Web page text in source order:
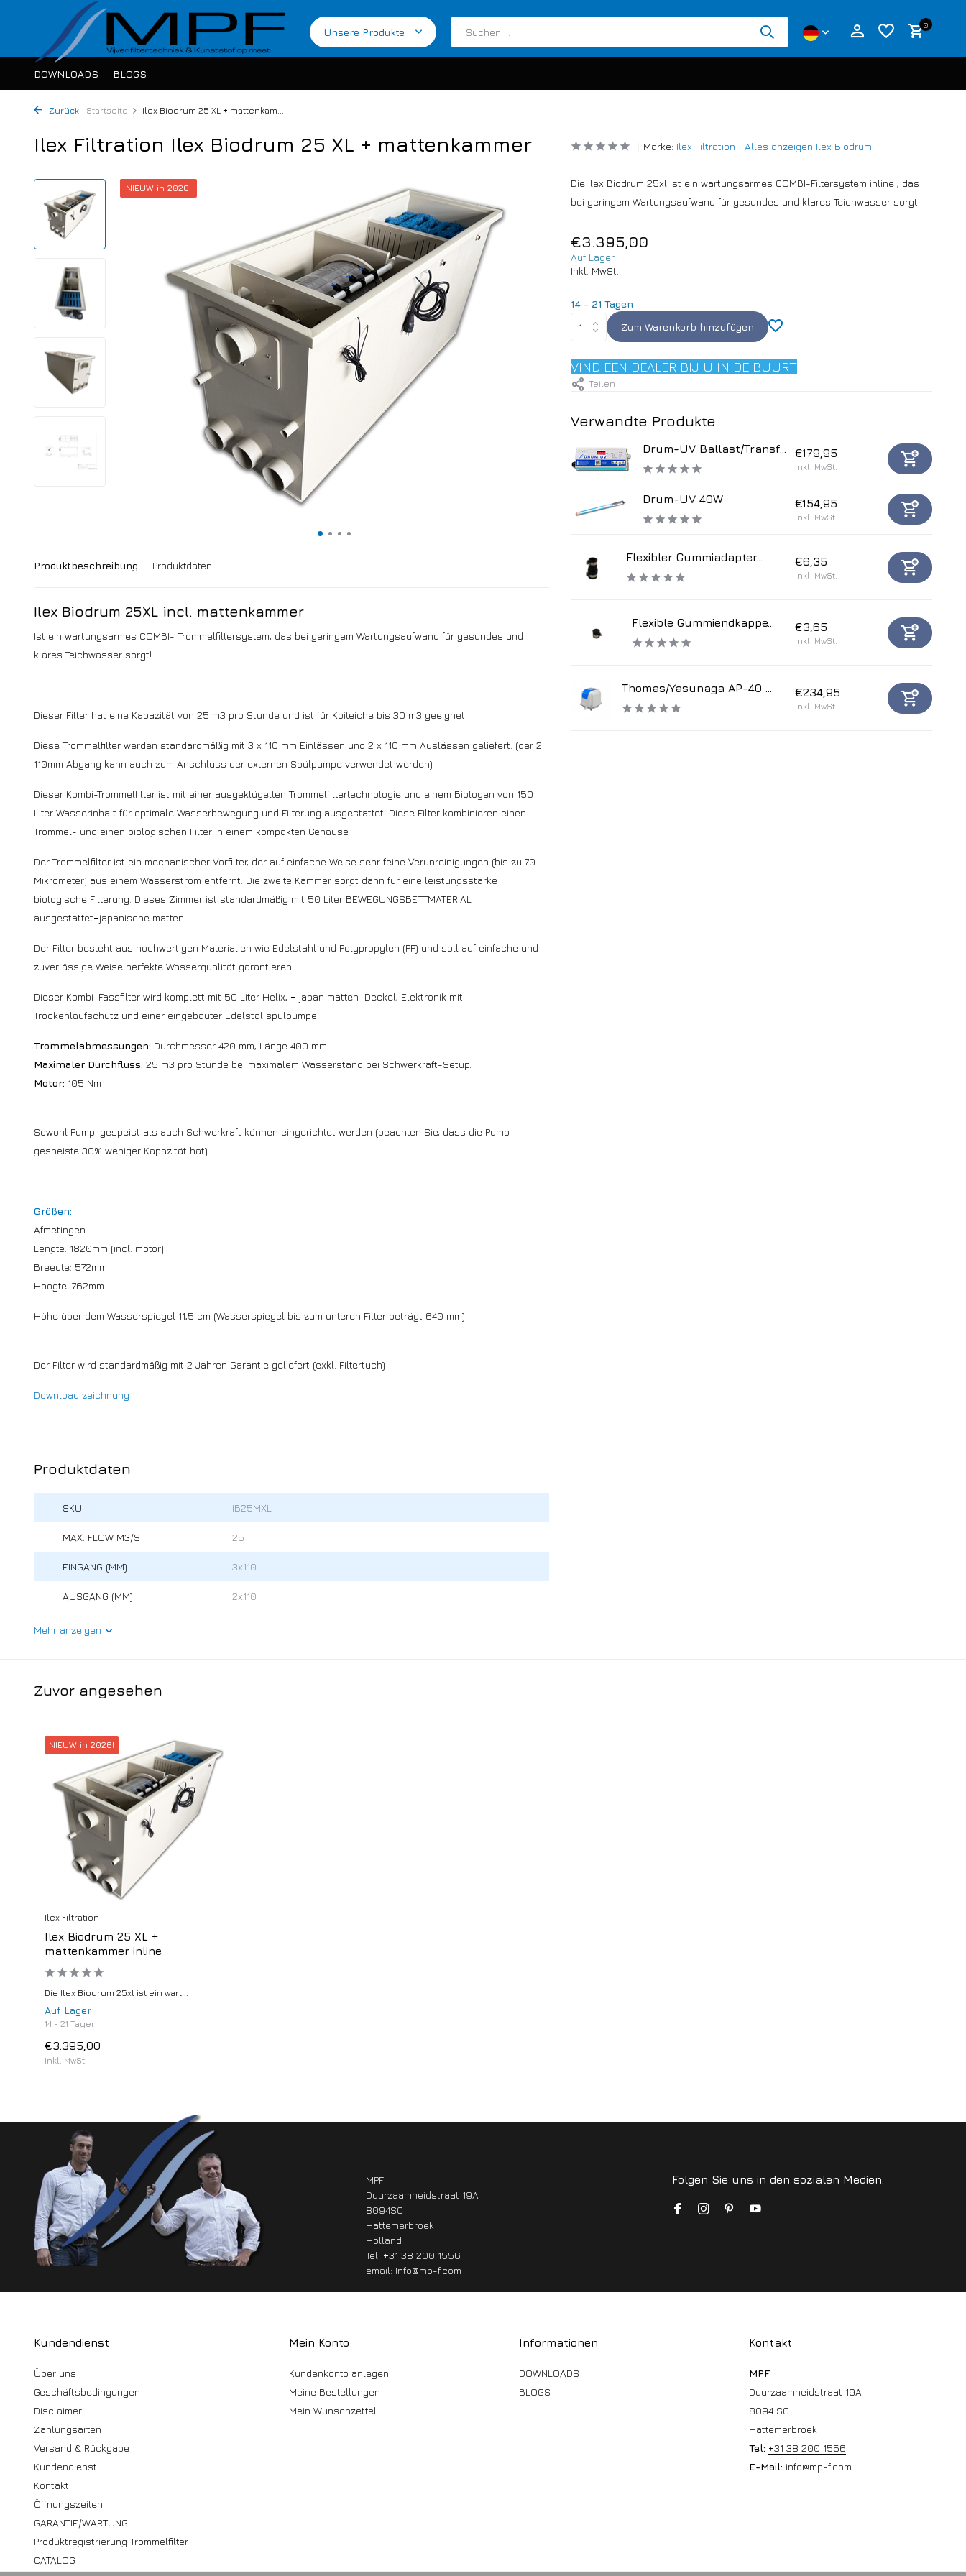
Unsere Produkte
Benutzerkonto anlegen
0
DOWNLOADS BLOGS
Zurück Startseite Ilex Biodrum 25 XL + mattenkam...
Ilex Filtration Ilex Biodrum 25 XL + mattenkammer
NIEUW in 2026!
Produktbeschreibung Produktdaten
Ilex Biodrum 25XL incl. mattenkammer
Ist ein wartungsarmes COMBI- Trommelfiltersystem, das bei geringem Wartungsaufwand für gesundes und
klares Teichwasser sorgt!
Dieser Filter hat eine Kapazität von 25 m3 pro Stunde und ist für Koiteiche bis 30 m3 geeignet!
Diese Trommelfilter werden standardmäßig mit 3 x 110 mm Einlässen und 2 x 110 mm Auslässen geliefert. (der 2.
110mm Abgang kann auch zum Anschluss der externen Spülpumpe verwendet werden)
Dieser Kombi-Trommelfilter ist mit einer ausgeklügelten Trommelfiltertechnologie und einem Biologen von 150
Liter Wasserinhalt für optimale Wasserbewegung und Filterung ausgestattet. Diese Filter kombinieren einen
Trommel- und einen biologischen Filter in einem kompakten Gehäuse.
Der Trommelfilter ist ein mechanischer Vorfilter, der auf einfache Weise sehr feine Verunreinigungen (bis zu 70
Mikrometer) aus einem Wasserstrom entfernt. Die zweite Kammer sorgt dann für eine leistungsstarke
biologische Filterung. Dieses Zimmer ist standardmäßig mit 50 Liter BEWEGUNGSBETTMATERIAL
ausgestattet+japanische matten
Der Filter besteht aus hochwertigen Materialien wie Edelstahl und Polypropylen (PP) und soll auf einfache und
zuverlässige Weise perfekte Wasserqualität garantieren.
Dieser Kombi-Fassfilter wird komplett mit 50 Liter Helix, + japan matten Deckel, Elektronik mit
Trockenlaufschutz und einer eingebauter Edelstal spulpumpe
Trommelabmessungen: Durchmesser 420 mm, Länge 400 mm.
Maximaler Durchfluss: 25 m3 pro Stunde bei maximalem Wasserstand bei Schwerkraft-Setup.
Motor: 105 Nm
Sowohl Pump-gespeist als auch Schwerkraft können eingerichtet werden (beachten Sie, dass die Pump-
gespeiste 30% weniger Kapazität hat)
Größen:
Afmetingen
Lengte: 1820mm (incl. motor)
Breedte: 572mm
Hoogte: 762mm
Höhe über dem Wasserspiegel 11,5 cm (Wasserspiegel bis zum unteren Filter beträgt 640 mm)
Der Filter wird standardmäßig mit 2 Jahren Garantie geliefert (exkl. Filtertuch)
Download zeichnung
Produktdaten
SKU IB25MXL
MAX. FLOW M3/ST 25
EINGANG (MM) 3x110
AUSGANG (MM) 2x110
Mehr anzeigen
Marke: Ilex Filtration Alles anzeigen Ilex Biodrum
Die Ilex Biodrum 25xl ist ein wartungsarmes COMBI-Filtersystem inline , das
bei geringem Wartungsaufwand für gesundes und klares Teichwasser sorgt!
€3.395,00
Auf Lager
Inkl. MwSt.
14 - 21 Tagen
Zum Warenkorb hinzufügen
VIND EEN DEALER BIJ U IN DE BUURT
Teilen
Verwandte Produkte
Drum-UV Ballast/Transf... €179,95
Inkl. MwSt.
Drum-UV 40W €154,95
Inkl. MwSt.
Flexibler Gummiadapter... €6,35
Inkl. MwSt.
Flexible Gummiendkappe... €3,65
Inkl. MwSt.
Thomas/Yasunaga AP-40 ... €234,95
Inkl. MwSt.
Zuvor angesehen
NIEUW in 2026!
Ilex Filtration
Ilex Biodrum 25 XL +
mattenkammer inline
Die Ilex Biodrum 25xl ist ein wart...
Auf Lager
14 - 21 Tagen
€3.395,00
Inkl. MwSt.
MPF
Duurzaamheidstraat 19A
8094SC
Hattemerbroek
Holland
Tel: +31 38 200 1556
email: Info@mp-f.com
Folgen Sie uns in den sozialen Medien:
Kundendienst
Über uns
Geschäftsbedingungen
Disclaimer
Zahlungsarten
Versand & Rückgabe
Kundendienst
Kontakt
Öffnungszeiten
GARANTIE/WARTUNG
Produktregistrierung Trommelfilter
CATALOG
Mein Konto
Kundenkonto anlegen
Meine Bestellungen
Mein Wunschzettel
Informationen
DOWNLOADS
BLOGS
Kontakt
MPF
Duurzaamheidstraat 19A
8094 SC
Hattemerbroek
Tel: +31 38 200 1556
E-Mail: info@mp-f.com